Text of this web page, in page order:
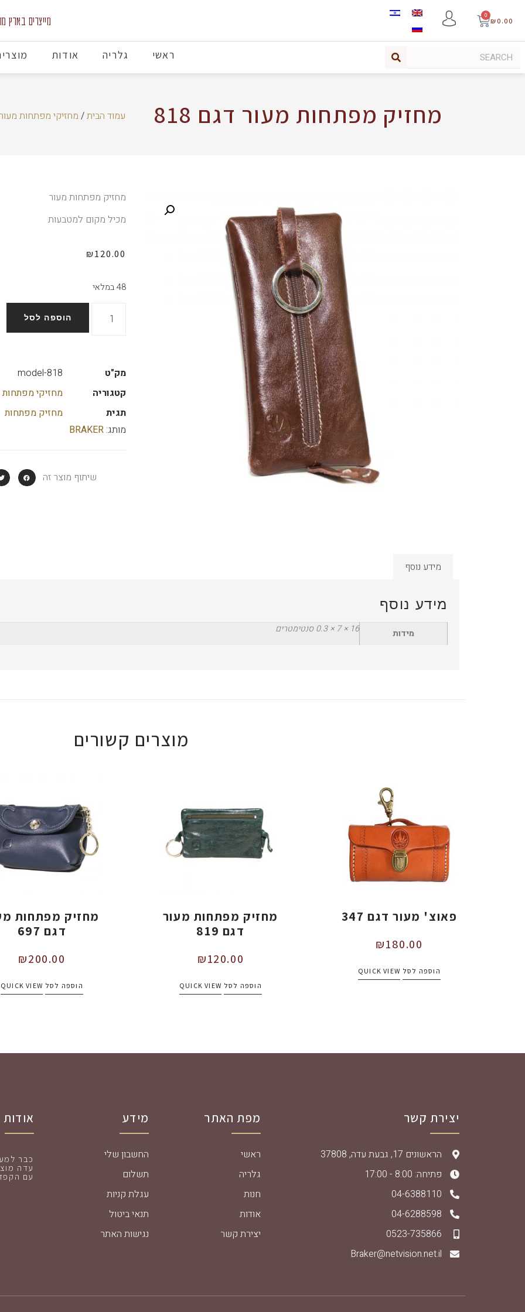
₪ 0.00
0 מייצרים בארץ
ראשי גלריה אודות
מחזיק מפתחות מעור דגם 818 עמוד הבית/ מחזיקי מפתחות
מחזיק מפתחות מעור
מכיל מקום למטבעות
₪120.00
48 במלאי
הוספה לסל
מק"ט
model-818
קטגוריה
מחזיקי
תגית
מחזיק מפתחות
מותג:BRAKER
שיתוף מוצר זה
מידע נוסף
מידע נוסף
מידות 16 × 7 × 0.3 סנטימטרים
מוצרים קשורים
פאוצ' מעור דגם 347
₪180.00
הוספה לסל QUICK VIEW
מחזיק מפתחות מעור
דגם 819
₪120.00
הוספה לסל QUICK VIEW
מחזיק מפתחות
דגם 697
₪200.00
הוספה לסל QUICK VIEW
יצירת קשר
הראשונים 17, גבעת עדה, 37808
פתיחה: 8:00 - 17:00
04-6388110
04-6288598
0523-735866
Braker@netvision.net.il
מפת האתר
ראשי
גלריה
חנות
אודות
יצירת קשר
מידע
החשבון שלי
תשלום
עגלת קניות
תנאי ביטול
נגישות האתר
אודות
עדה
עם